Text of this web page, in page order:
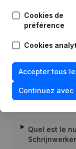
Questions
Quel est le
Cookies de
préférence
Cookies
Accepter tous
Continuez